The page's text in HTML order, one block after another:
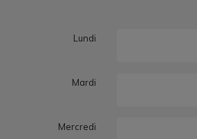
Lundi
Mardi
Mercredi